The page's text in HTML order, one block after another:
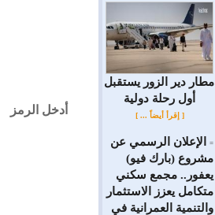
أدخل الرمز
مطار دير الزور يستقبل
أول رحلة دولية
[ إقرأ أيضاً ... ]
=
الإعلان الرسمي عن
مشروع (بارك فيو)
يعفور.. مجمع سكني
متكامل يعزز الاستثمار
والتنمية العمرانية في